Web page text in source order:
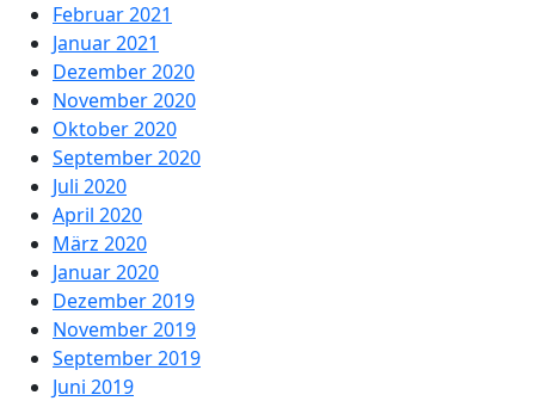
Februar 2021
Januar 2021
Dezember 2020
November 2020
Oktober 2020
September 2020
Juli 2020
April 2020
März 2020
Januar 2020
Dezember 2019
November 2019
September 2019
Juni 2019